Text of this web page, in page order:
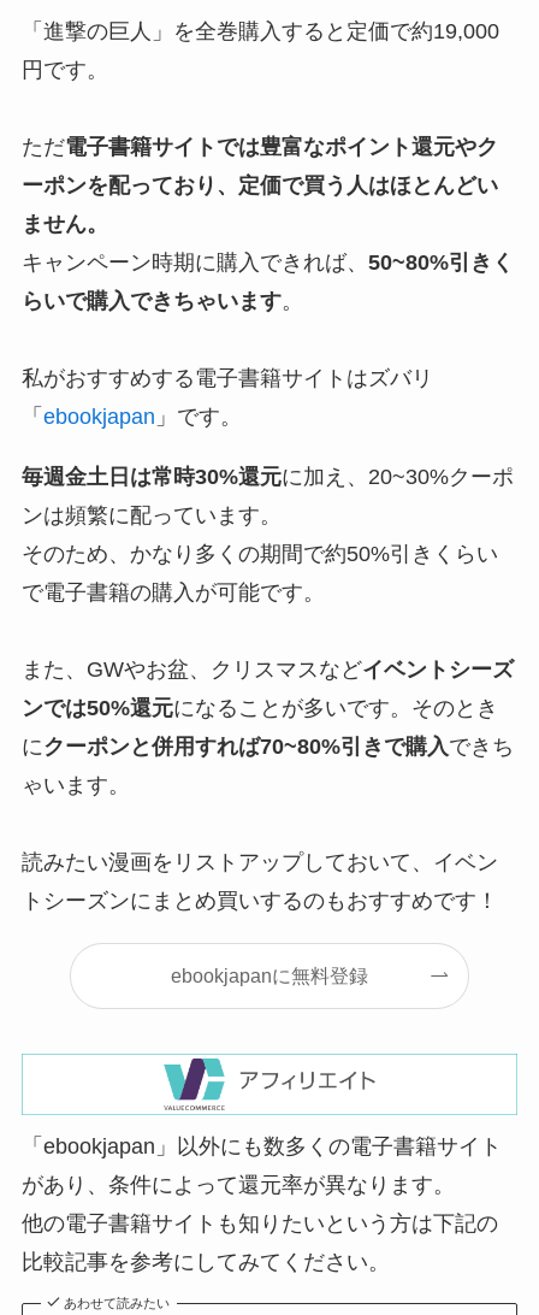
「進撃の巨人」を全巻購入すると定価で約19,000
円です。
ただ電子書籍サイトでは豊富なポイント還元やク
ーポンを配っており、定価で買う人はほとんどい
ません。
キャンペーン時期に購入できれば、 50~80%引きく
らいで購入できちゃいます。
私がおすすめする電子書籍サイトはズバリ
「 ebookjapan 」です。
毎週金土日は常時30%還元に加え、20~30%クーポ
ンは頻繁に配っています。
そのため、かなり多くの期間で約50%引きくらい
で電子書籍の購入が可能です。
また、GWやお盆、クリスマスなどイベントシーズ
ンでは50%還元になることが多いです。そのとき
にクーポンと併用すれば70~80%引きで購入できち
ゃいます。
読みたい漫画をリストアップしておいて、イベン
トシーズンにまとめ買いするのもおすすめです！
ebookjapanに無料登録
「ebookjapan」以外にも数多くの電子書籍サイト
があり、条件によって還元率が異なります。
他の電子書籍サイトも知りたいという方は下記の
比較記事を参考にしてみてください。
あわせて読みたい